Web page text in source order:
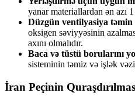
yanar materiallardan ən azı
Düzgün ventilyasiya təmin
oksigen səviyyəsinin
axını olmalıdır.
Baca və tüstü borularını
sisteminin təmiz və işlək
İran Peçinin